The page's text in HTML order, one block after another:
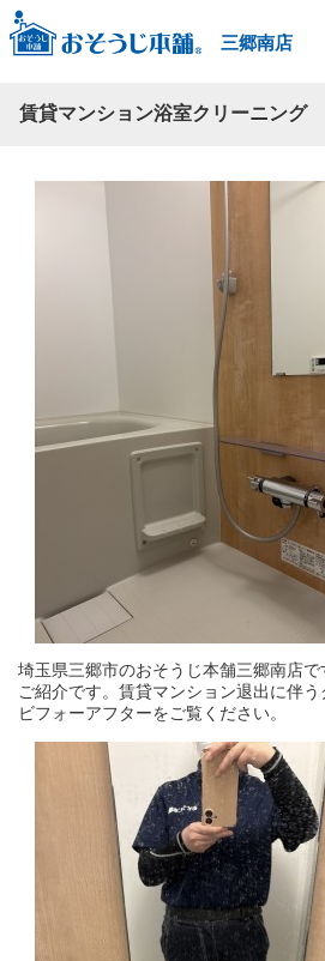
三郷南店
賃貸マンション浴室クリーニング
埼玉県三郷市のおそうじ本舗三郷南店
ご紹介です。賃貸マンション退出に伴
ビフォーアフターをご覧ください。